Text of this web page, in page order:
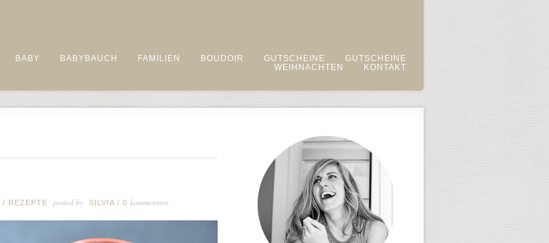
BABY BABYBAUCH FAMILIEN BOUDOIR GUTSCHEINE
GUTSCHEINE
WEIHNACHTEN
KONTAKT
/ REZEPTE posted by SILVIA / 0 kommentare